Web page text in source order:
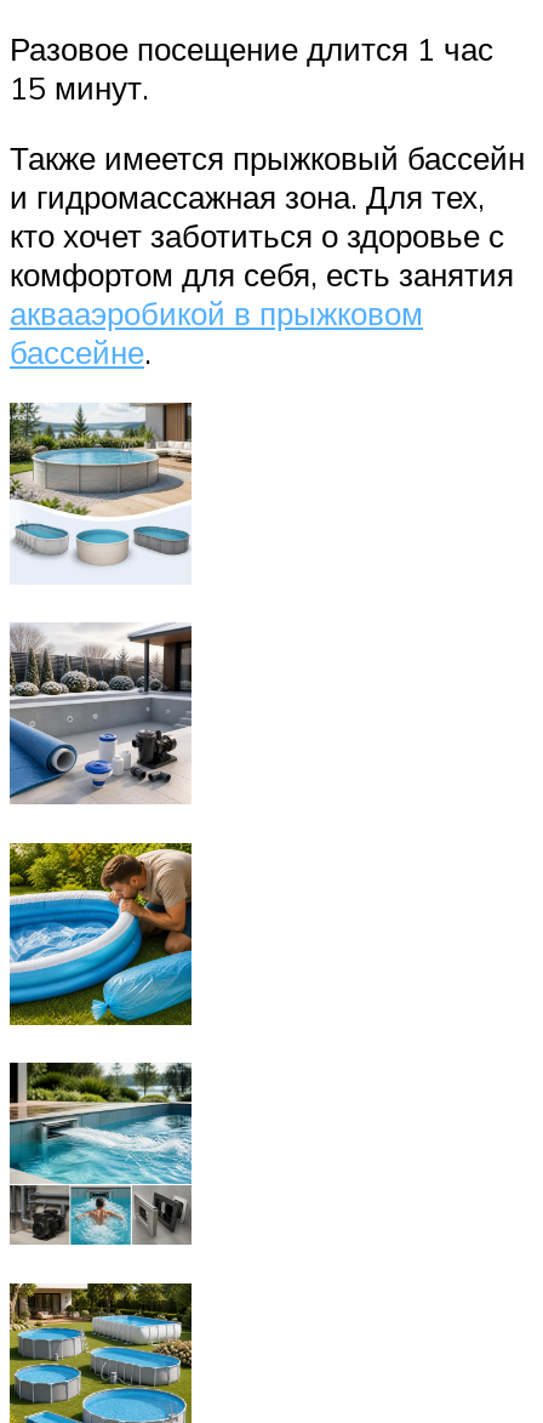
Разовое посещение длится 1 час
15 минут.
Также имеется прыжковый бассейн
и гидромассажная зона. Для тех,
кто хочет заботиться о здоровье с
комфортом для себя, есть занятия
аквааэробикой в прыжковом
бассейне.